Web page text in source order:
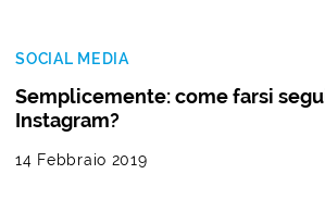
SOCIAL MEDIA
Semplicemente: come farsi
Instagram?
14 Febbraio 2019